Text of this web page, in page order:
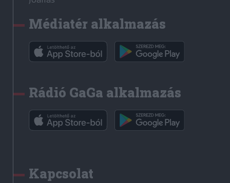
Médiatér alkalmazás
Rádió GaGa alkalmazás
Kapcsolat